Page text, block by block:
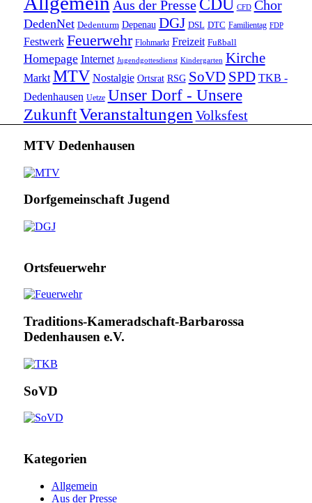
Aus der Presse CDU CFD Chor
DedenNet Dedenturm Depenau DGJ DSL DTC Familientag FDP
Festwerk Feuerwehr Flohmarkt Freizeit Fußball
Homepage Internet Jugendgottesdienst Kindergarten Kirche
Markt MTV Nostalgie Ortsrat RSG SoVD SPD TKB -
Dedenhausen Uetze Unser Dorf - Unsere
ZukunftVeranstaltungen Volksfest
MTV Dedenhausen
Dorfgemeinschaft Jugend
Ortsfeuerwehr
Traditions-Kameradschaft-Barbarossa
Dedenhausen e.V.
SoVD
Kategorien
Allgemein
Aus der Presse